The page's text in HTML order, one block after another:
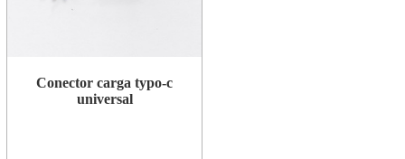
Conector carga typo-c
universal